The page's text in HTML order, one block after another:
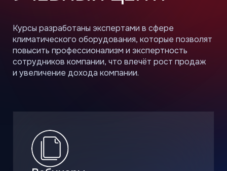
Онлайн-курсы
Очные семинары в Учебном
В оборудованном учебном центре
проводим семинары по продукту,
монтажу, сервису и ремонту
климатического оборудования.